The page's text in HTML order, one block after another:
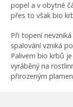
popel a v obytné
přes to však bio
Při topení
spalování vzniká
Palivem bio krbů
vyráběný na
přirozeným